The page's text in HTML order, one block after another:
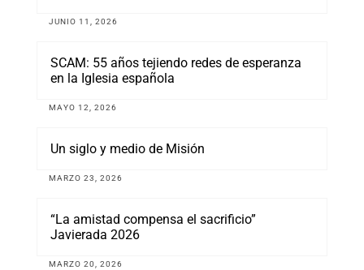
JUNIO 11, 2026
SCAM: 55 años tejiendo redes de esperanza
en la Iglesia española
MAYO 12, 2026
Un siglo y medio de Misión
MARZO 23, 2026
“La amistad compensa el sacrificio”
Javierada 2026
MARZO 20, 2026